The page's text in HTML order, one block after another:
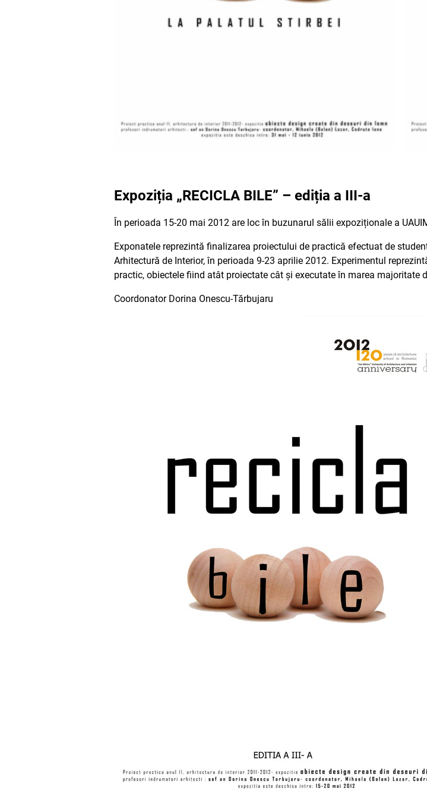
Expoziția „RECICLA BILE” – ediția a III-a
În perioada 15-20 mai 2012 are loc în buzunarul sălii expoziționale a
Exponatele reprezintă finalizarea proiectului de practică efectuat de
Arhitectură de Interior, în perioada 9-23 aprilie 2012. Experimentul
practic, obiectele fiind atât proiectate cât și executate în marea majoritate
Coordonator Dorina Onescu-Tărbujaru